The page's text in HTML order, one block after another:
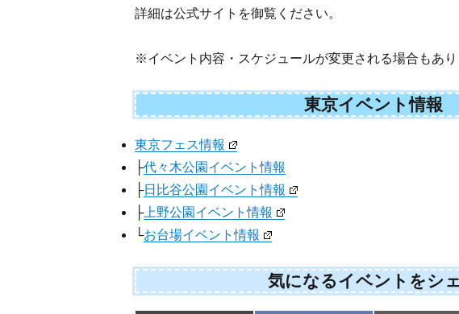
詳細は公式サイトを御覧ください。
※イベント内容・スケジュールが変更される場合もあ
東京イベント情報
東京フェス情報
├代々木公園イベント情報
├日比谷公園イベント情報
├上野公園イベント情報
└お台場イベント情報
気になるイベントをシ